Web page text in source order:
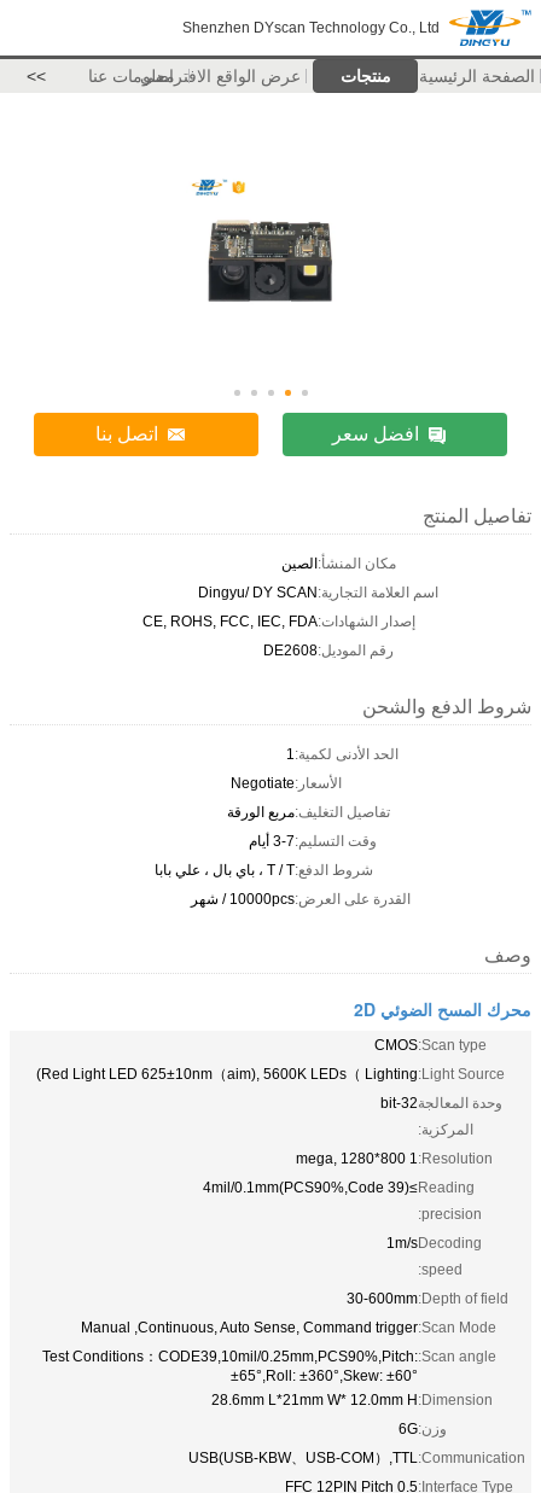
Shenzhen DYscan Technology Co., Ltd
الصفحة الرئيسية منتجات عرض الواقع الافتراضيمعلومات عنا >>
افضل سعر اتصل بنا
تفاصيل المنتج
مكان المنشأ:الصين
اسم العلامة التجارية:Dingyu/ DY SCAN
إصدار الشهادات:CE, ROHS, FCC, IEC, FDA
رقم الموديل:DE2608
شروط الدفع والشحن
الحد الأدنى لكمية:1
الأسعار:Negotiate
تفاصيل التغليف:مربع الورقة
وقت التسليم:3-7 أيام
شروط الدفع:T / T ، باي بال ، علي بابا
القدرة على العرض:10000pcs / شهر
وصف
محرك المسح الضوئي 2D
Scan type:
CMOS
Light Source:
Red Light LED 625±10nm（aim), 5600K LEDs（ Lighting)
وحدة المعالجة
المركزية:
32-bit
Resolution:
1 mega, 1280*800
Reading
precision:
≥4mil/0.1mm(PCS90%,Code 39)
Decoding
speed:
1m/s
Depth of field:
30-600mm
Scan Mode:
Manual ,Continuous, Auto Sense, Command trigger
Scan angle:
Test Conditions：CODE39,10mil/0.25mm,PCS90%,Pitch:
±65°,Roll: ±360°,Skew: ±60°
Dimension:
28.6mm L*21mm W* 12.0mm H
وزن:6G
Communication:
USB(USB-KBW、USB-COM）,TTL
Interface Type:
FFC 12PIN Pitch 0.5